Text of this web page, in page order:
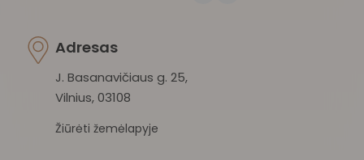
Adresas
J. Basanavičiaus g. 25,
Vilnius, 03108
Žiūrėti žemėlapyje